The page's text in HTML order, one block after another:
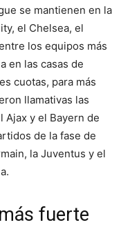
se mantienen en la
el Chelsea, el
los equipos más
en las casas de
cuotas, para más
llamativas las
Ajax y el Bayern de
de la fase de
la Juventus y el
fuerte